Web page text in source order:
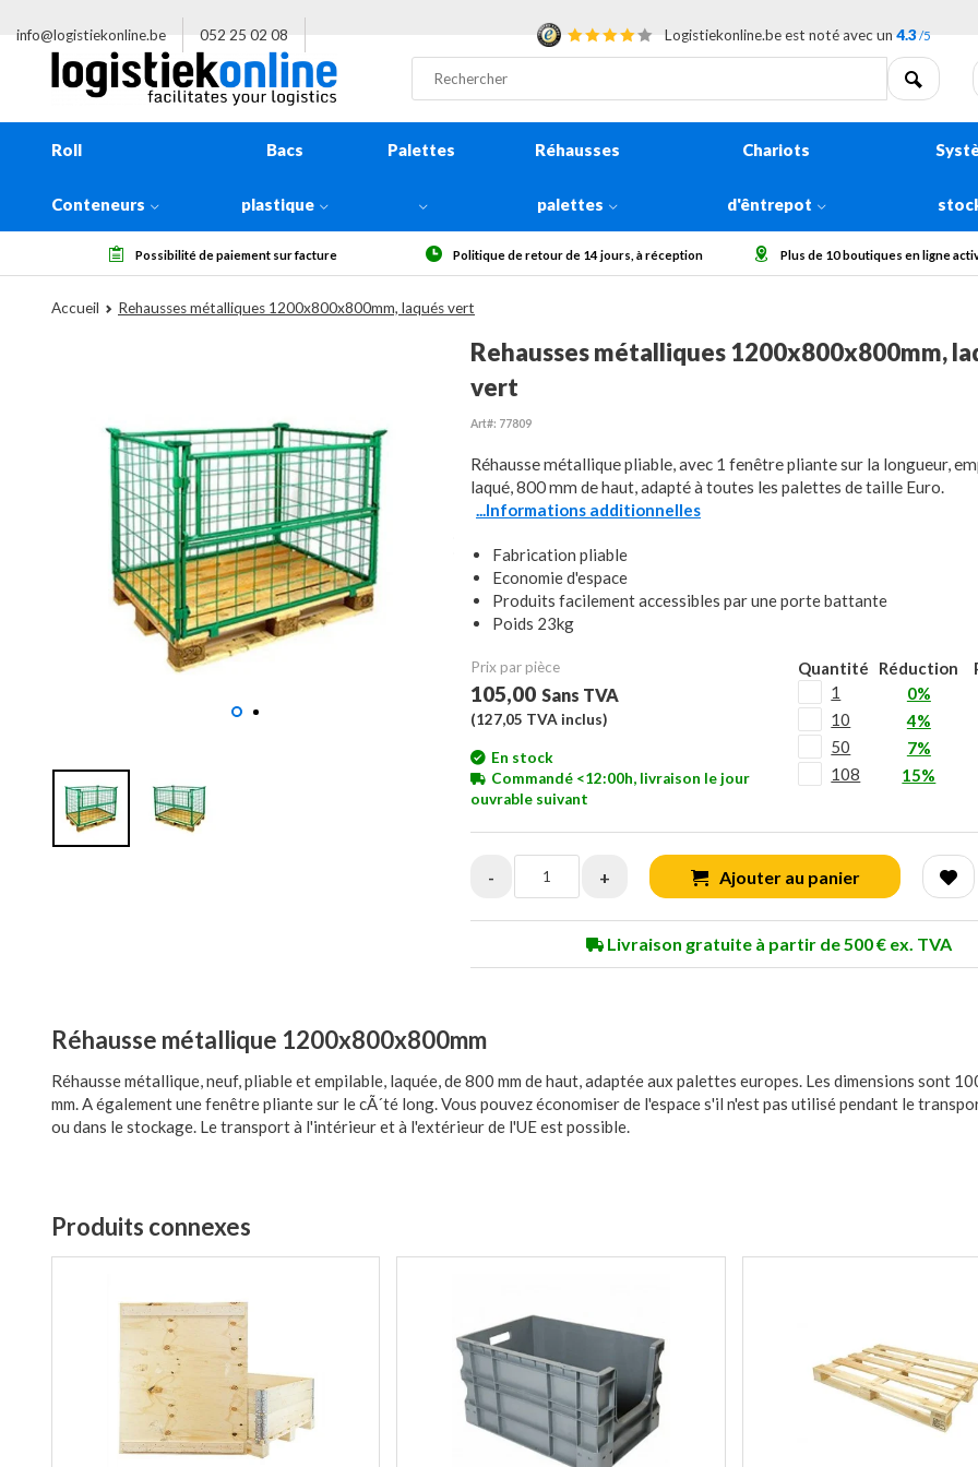
info@logistiekonline.be 052 25 02 08 Logistiekonline.be est noté avec un 4.3 /5
Roll
Conteneurs
Bacs
plastique
Palettes Réhausses
palettes
Chariots
d'êntrepot
Politique de retour de 14 jours, à réception Plus de 10 boutiques en ligne actives en Europe Collecter des grosses
Accueil Rehausses métalliques 1200x800x800mm, laqués vert
Rehausses métalliques 1200x800x800mm,
vert
Art#: 77809
Réhausse métallique pliable, avec 1 fenêtre pliante sur la longueur,
laqué, 800 mm de haut, adapté à toutes les palettes de taille Euro.
...Informations additionnelles
Fabrication pliable
Economie d'espace
Produits facilement accessibles par une porte battante
Poids 23kg
Prix ​​par pièce
105,00 Sans TVA
(127,05 TVA inclus)
En stock
Commandé <12:00h, livraison le jour
ouvrable suivant
Quantité Réduction
1
0%
10
4%
50
7%
108
15%
- + Ajouter au panier
Livraison gratuite à partir de 500 € ex. TVA
Réhausse métallique 1200x800x800mm
Réhausse métallique, neuf, pliable et empilable, laquée, de 800 mm de haut, adaptée aux palettes europes. Les dimensions sont
mm. A également une fenêtre pliante sur le cÃ´té long. Vous pouvez économiser de l'espace s'il n'est pas utilisé pendant le
ou dans le stockage. Le transport à l'intérieur et à l'extérieur de l'UE est possible.
Produits connexes